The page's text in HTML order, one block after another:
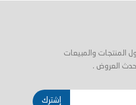
المنتجات والمبيعات
العروض .
إشترك